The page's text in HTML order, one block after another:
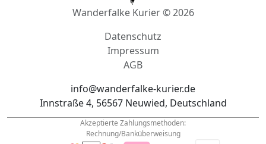
Impressum
info@wanderfalke-kurier.de
Innstraße 4, 56567 Neuwied, Deutschland
Rechnung/Banküberweisung
Tel.: +491522 33 703 44